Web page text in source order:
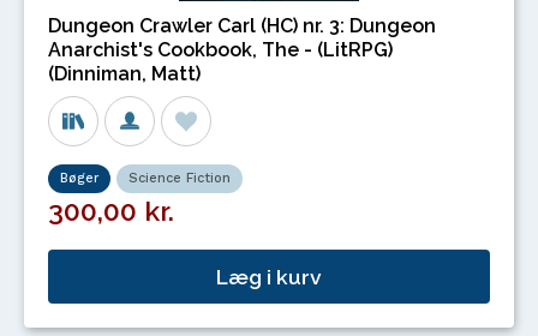
Dungeon Crawler Carl (HC) nr. 3: Dungeon
Anarchist's Cookbook, The - (LitRPG)
(Dinniman, Matt)
Bøger Science Fiction
300,00 kr.
Læg i kurv